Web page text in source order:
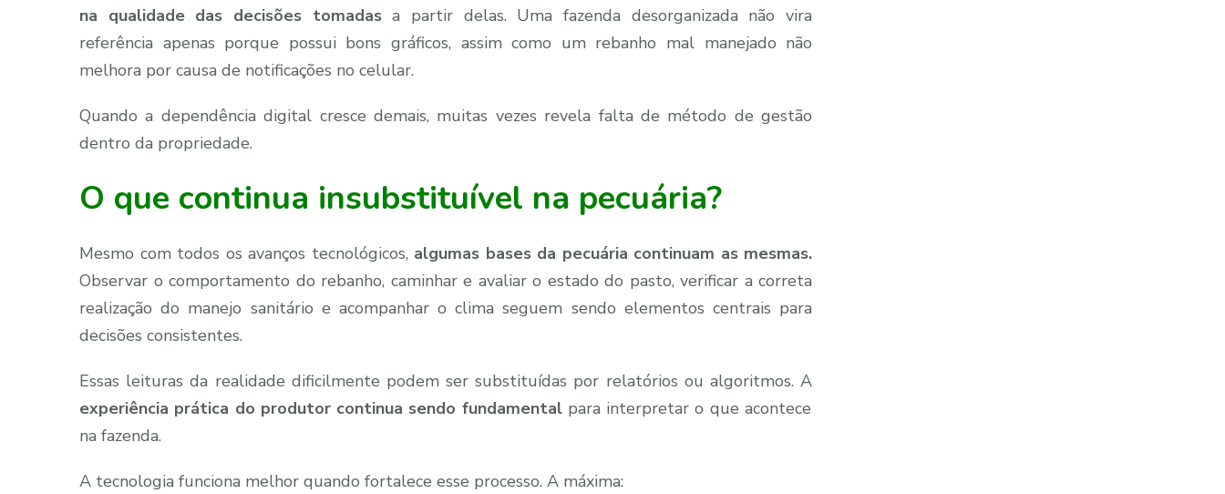
na qualidade das decisões tomadasa partir delas. Uma fazenda desorganizada não vira
referência apenas porque possui bons gráficos, assim como um rebanho mal manejado não
melhora por causa de notificações no celular.
Quando a dependência digital cresce demais, muitas vezes revela falta de método de gestão
dentro da propriedade.
O que continua insubstituível na pecuária?
Mesmo com todos os avanços tecnológicos, algumas bases da pecuária continuam as mesmas.
Observar o comportamento do rebanho, caminhar e avaliar o estado do pasto, verificar a correta
realização do manejo sanitário e acompanhar o clima seguem sendo elementos centrais para
decisões consistentes.
Essas leituras da realidade dificilmente podem ser substituídas por relatórios ou algoritmos. A
experiência prática do produtor continua sendo fundamentalpara interpretar o que acontece
na fazenda.
A tecnologia funciona melhor quando fortalece esse processo. A máxima: